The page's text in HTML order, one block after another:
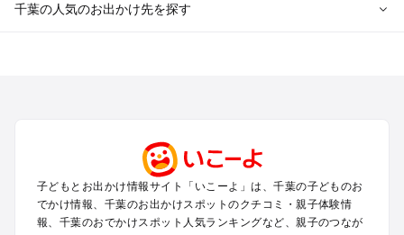
千葉の人気のお出かけ先を探す
成田・印西・酒々井のプールお出かけ
館山・南房総のプールお出かけ
九十九里・銚子のプールお出かけ
千葉市・市原のプールお出かけ
子どもとお出かけ情報サイト「いこーよ」は、千葉の子どものお
でかけ情報、千葉のお出かけスポットのクチコミ・親子体験情
報、千葉のおでかけスポット人気ランキングなど、親子のつなが